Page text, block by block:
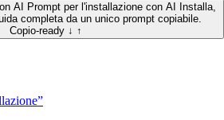
AI Prompt per l'installazione con AI
Installa,
completa da un unico prompt copiabile.
Copio-ready ↓ ↑